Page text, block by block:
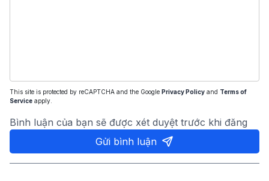
This site is protected by reCAPTCHA and the Google Privacy Policy and Terms of
Service apply.
Bình luận của bạn sẽ được xét duyệt trước khi đăng
Gửi bình luận